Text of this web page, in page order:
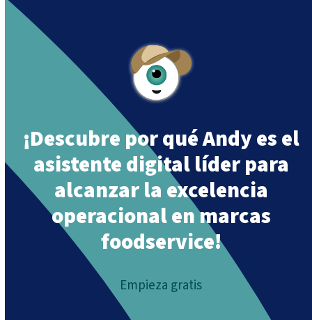
¡Descubre por qué Andy es el
asistente digital líder para
alcanzar la excelencia
operacional en marcas
foodservice!
Empieza gratis